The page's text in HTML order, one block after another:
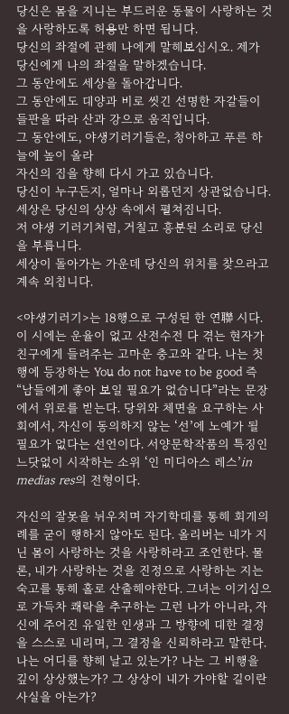
당신은 몸을 지니는 부드러운 동물이 사랑하는 것
을 사랑하도록 허용만 하면 됩니다.
당신의 좌절에 관해 나에게 말해보십시오. 제가
당신에게 나의 좌절을 말하겠습니다.
그 동안에도 세상을 돌아갑니다.
그 동안에도 태양과 비로 씻긴 선명한 자갈들이
들판을 따라 산과 강으로 움직입니다.
그 동안에도, 야생기러기들은, 청아하고 푸른 하
늘에 높이 올라
자신의 집을 향해 다시 가고 있습니다.
당신이 누구든지, 얼마나 외롭던지 상관없습니다.
세상은 당신의 상상 속에서 펼쳐집니다.
저 야생 기러기처럼, 거칠고 흥분된 소리로 당신
을 부릅니다.
세상이 돌아가는 가운데 당신의 위치를 찾으라고
계속 외칩니다.
<야생기러기>는 18행으로 구성된 한 연聯 시다.
이 시에는 운율이 없고 산전수전 다 겪는 현자가
친구에게 들려주는 고마운 충고와 같다. 나는 첫
행에 등장하는 You do not have to be good 즉
“남들에게 좋아 보일 필요가 없습니다”라는 문장
에서 위로를 받는다. 당위와 체면을 요구하는 사
회에서, 자신이 동의하지 않는 ‘선’에 노예가 될
필요가 없다는 선언이다. 서양문학작품의 특징인
느닷없이 시작하는 소위 ‘인 미디아스 레스’in
medias res의 전형이다.
자신의 잘못을 뉘우치며 자기학대를 통해 회개의
례를 굳이 행하지 않아도 된다. 올리버는 내가 지
닌 몸이 사랑하는 것을 사랑하라고 조언한다. 물
론, 내가 사랑하는 것을 진정으로 사랑하는 지는
숙고를 통해 홀로 산출해야한다. 그녀는 이기심으
로 가득차 쾌락을 추구하는 그런 나가 아니라, 자
신에 주어진 유일한 인생과 그 방향에 대한 결정
을 스스로 내리며, 그 결정을 신뢰하라고 말한다.
나는 어디를 향해 날고 있는가? 나는 그 비행을
깊이 상상했는가? 그 상상이 내가 가야할 길이란
사실을 아는가?